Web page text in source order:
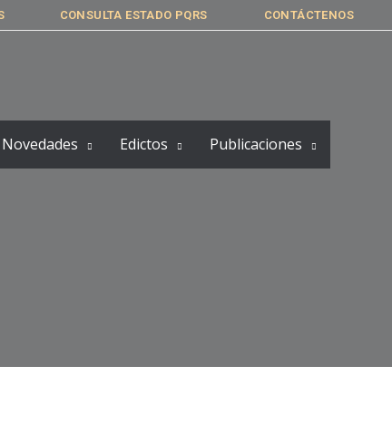
CONSULTA ESTADO PQRS CONTÁCTENOS
Novedades Edictos Publicaciones